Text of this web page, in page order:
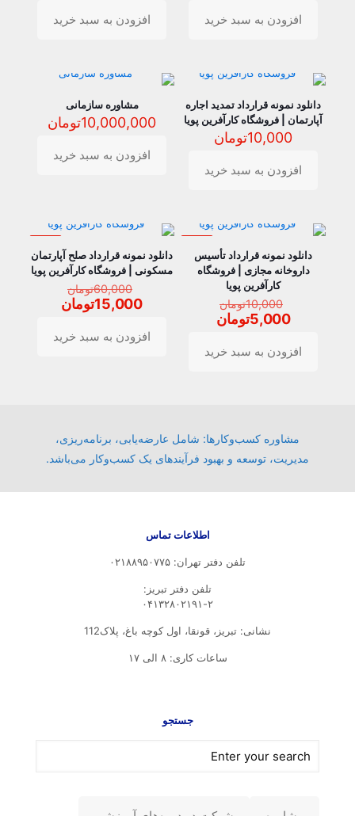
بود.
5,000تومان
است.
افزودن به سبد خرید
بود.
است.
افزودن به سبد خرید
دانلود نمونه قرارداد تمدید اجاره
آپارتمان | فروشگاه کارآفرین پویا
10,000تومان
افزودن به سبد خرید
مشاوره سازمانی
10,000,000تومان
افزودن به سبد خرید
دانلود نمونه قرارداد تأسیس
داروخانه مجازی | فروشگاه
کارآفرین پویا
10,000تومانقیمت
اصلی
10,000تومان
بود.
5,000تومان
است.
افزودن به سبد خرید
دانلود نمونه قرارداد صلح آپارتمان
مسکونی | فروشگاه کارآفرین پویا
60,000تومانقیمت
اصلی
بود.
15,000تومانقیمت
است.
افزودن به سبد خرید
مشاوره کسب‌وکارها: شامل عارضه‌یابی، برنامه‌ریزی،
مدیریت، توسعه و بهبود فرآیندهای یک کسب‌وکار می‌باشد.
اطلاعات تماس
تلفن دفتر تهران: ۰۲۱۸۸۹۵۰۷۷۵
تلفن‌ دفتر تبریز:
۰۴۱۳۲۸۰۲۱۹۱-۲
نشانی: تبریز، قونقا، اول کوچه باغ، پلاک112
ساعات کاری: ۸ الی ۱۷
جستجو